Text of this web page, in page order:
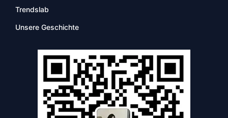
Trendslab
Unsere Geschichte